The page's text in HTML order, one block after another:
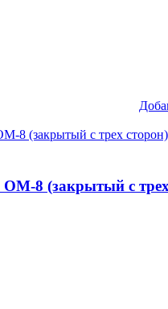
ОМ-8 (закрытый с